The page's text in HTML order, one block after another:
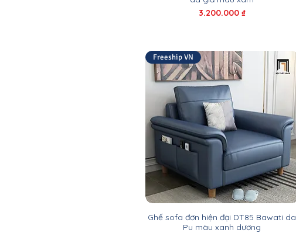
Giá
3.200.000 ₫
Freeship VN
Ghế sofa đơn hiện đại DT85 Bawati da
Pu màu xanh dương